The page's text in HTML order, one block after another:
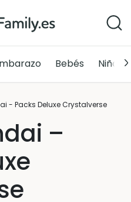
Bebés Niños
- Packs Deluxe Crystalverse
–